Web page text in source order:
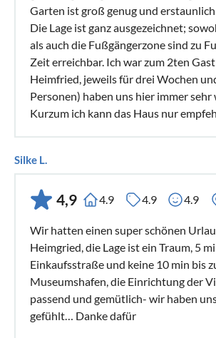
Garten ist groß genug und erstaunlich
Die Lage ist ganz ausgezeichnet;
als auch die Fußgängerzone sind zu
Zeit erreichbar. Ich war zum 2ten
Heimfried, jeweils für drei Wochen
Personen) haben uns hier immer sehr
Kurzum ich kann das Haus nur
Silke L.
4,9 4.9 4.9 4.9
Wir hatten einen super schönen
Heimgried, die Lage ist ein Traum, 5
Einkaufsstraße und keine 10 min bis
Museumshafen, die Einrichtung der
passend und gemütlich- wir haben
gefühlt… Danke dafür